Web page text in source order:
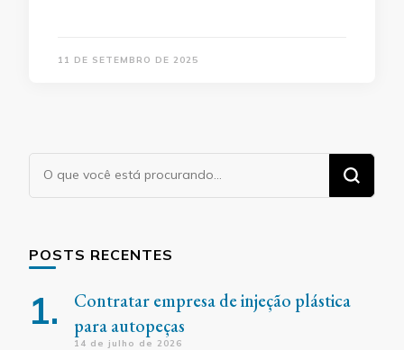
11 DE SETEMBRO DE 2025
Procurando
algo?
POSTS RECENTES
Contratar empresa de injeção plástica
para autopeças
14 de julho de 2026